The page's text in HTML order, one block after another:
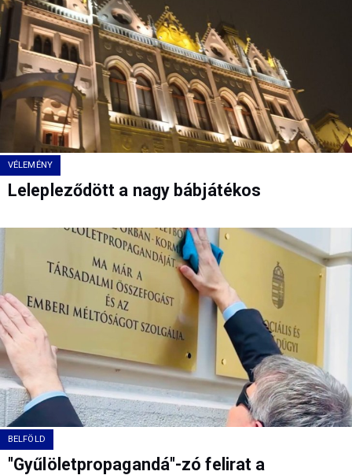
VÉLEMÉNY
Lelepleződött a nagy bábjátékos
BELFÖLD
"Gyűlöletpropagandá"-zó felirat a